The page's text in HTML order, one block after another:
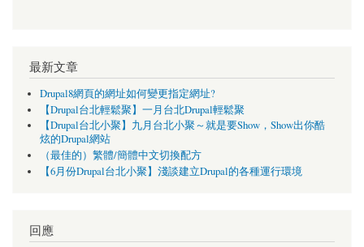
最新文章
Drupal8網頁的網址如何變更指定網址?
【Drupal台北輕鬆聚】一月台北Drupal輕鬆聚
【Drupal台北小聚】九月台北小聚～就是要Show，Show出你酷
炫的Drupal網站
（最佳的）繁體/簡體中文切換配方
【6月份Drupal台北小聚】淺談建立Drupal的各種運行環境
回應